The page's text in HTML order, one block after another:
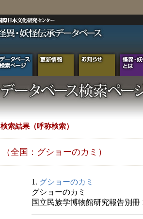
検索結果（呼称検索）
（全国：グショーのカミ）
1. グショーのカミ
グショーのカミ
国立民族学博物館研究報告別冊